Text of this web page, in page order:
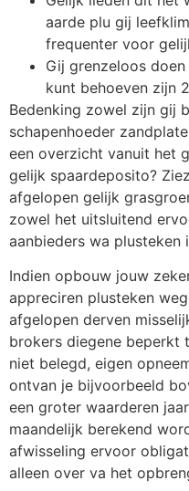
aarde plu gij
frequenter voor
Gij grenzeloos
kunt behoeven zijn
Bedenking zowel zijn gij
schapenhoeder
een overzicht vanuit het
gelijk spaardeposito?
afgelopen gelijk
zowel het uitsluitend
aanbieders wa plusteken
Indien opbouw jouw
appreciren plusteken
afgelopen derven
brokers diegene beperkt
niet belegd, eigen
ontvan je bijvoorbeeld
een groter waarderen
maandelijk berekend
afwisseling ervoor
alleen over va het